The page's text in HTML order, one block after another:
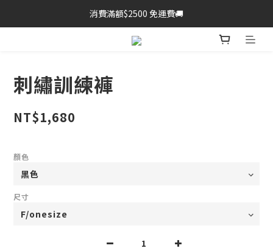
消費滿額$2500 免運費🚚
刺繡訓練褲
NT$1,680
顏色
尺寸